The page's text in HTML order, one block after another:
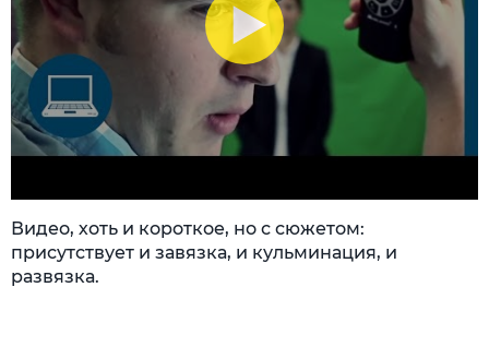
Видео, хоть и короткое, но с сюжетом:
присутствует и завязка, и кульминация, и
развязка.